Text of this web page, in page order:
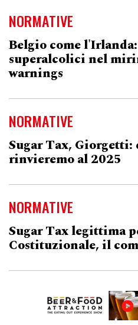
NORMATIVE
Belgio come
superalcolici nel
warnings
NORMATIVE
Sugar Tax, Giorgetti:
rinvieremo al 2025
NORMATIVE
Sugar Tax legittima
Costituzionale, il